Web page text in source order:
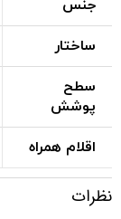
جنس
ساختار
سطح
پوشش
اقلام همراه
نظرات